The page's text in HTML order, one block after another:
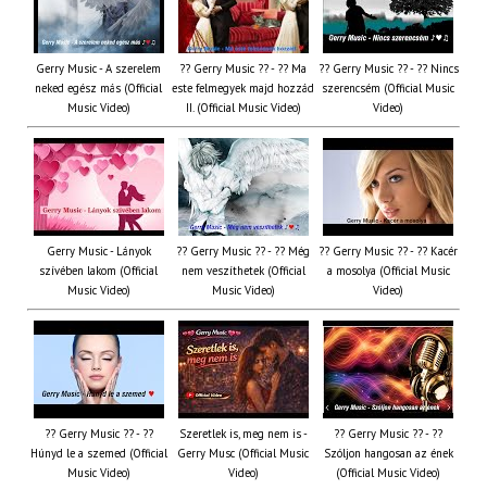
Gerry Music - A szerelem
neked egész más (Official
Music Video)
?? Gerry Music ?? - ?? Ma
este felmegyek majd hozzád
II. (Official Music Video)
?? Gerry Music ?? - ?? Nincs
szerencsém (Official Music
Video)
Gerry Music - Lányok
szívében lakom (Official
Music Video)
?? Gerry Music ?? - ?? Még
nem veszíthetek (Official
Music Video)
?? Gerry Music ?? - ?? Kacér
a mosolya (Official Music
Video)
?? Gerry Music ?? - ??
Húnyd le a szemed (Official
Music Video)
Szeretlek is, meg nem is -
Gerry Musc (Official Music
Video)
?? Gerry Music ?? - ??
Szóljon hangosan az ének
(Official Music Video)